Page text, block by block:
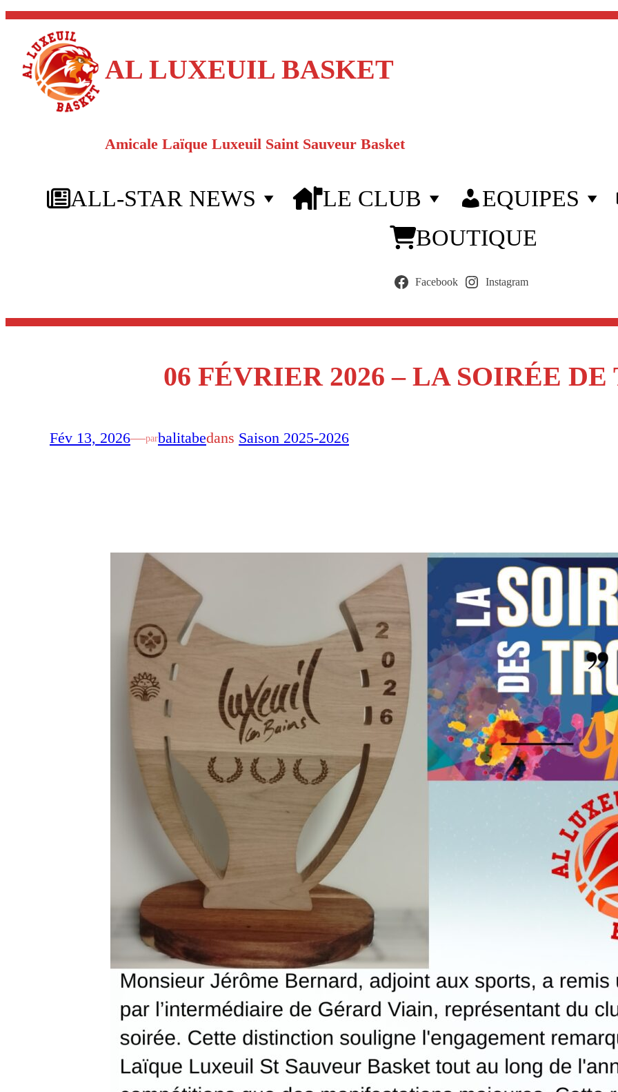
Aller
contenu
AL LUXEUIL BASKET
Amicale Laïque Luxeuil Saint Sauveur Basket
ALL-STAR NEWS LE CLUB
EQUIPES
BOUTIQUE
Facebook Instagram
06 FÉVRIER 2026 – LA SOIRÉE DE
Fév 13, 2026—parbalitabedans Saison 2025-2026